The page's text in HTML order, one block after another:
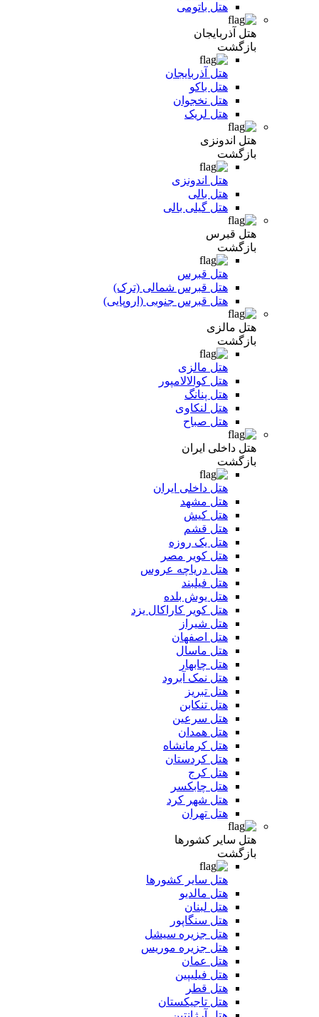
هتل باتومی
هتل آذربایجان
بازگشت
هتل آذربایجان
هتل باکو
هتل نخجوان
هتل لریک
هتل اندونزی
بازگشت
هتل اندونزی
هتل بالی
هتل گیلی بالی
هتل قبرس
بازگشت
هتل قبرس
هتل قبرس شمالی (ترک)
هتل قبرس جنوبی (اروپایی)
هتل مالزی
بازگشت
هتل مالزی
هتل کوالالامپور
هتل پنانگ
هتل لنکاوی
هتل صباح
هتل داخلی ایران
بازگشت
هتل داخلی ایران
هتل مشهد
هتل کیش
هتل قشم
هتل یک روزه
هتل کویر مصر
هتل دریاچه عروس
هتل فیلبند
هتل یوش بلده
هتل کویر کاراکال یزد
هتل شیراز
هتل اصفهان
هتل ماسال
هتل چابهار
هتل نمک آبرود
هتل تبریز
هتل تنکابن
هتل سرعین
هتل همدان
هتل کرمانشاه
هتل کردستان
هتل کرج
هتل چابکسر
هتل شهر کرد
هتل تهران
هتل سایر کشورها
بازگشت
هتل سایر کشورها
هتل مالدیو
هتل لبنان
هتل سنگاپور
هتل جزیره سیشل
هتل جزیره موریس
هتل عمان
هتل فیلیپین
هتل قطر
هتل تاجیکستان